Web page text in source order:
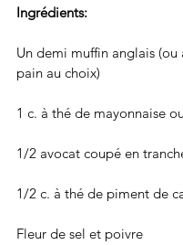
Ingrédients:
Un demi muffin anglais
pain au choix)
1 c. à thé de mayonnaise
1/2 avocat coupé en
1/2 c. à thé de piment de
Fleur de sel et poivre